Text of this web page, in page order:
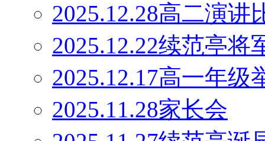
2025.12.28高二演讲
2025.12.22续范亭将
2025.12.17高一年级
2025.11.28家长会